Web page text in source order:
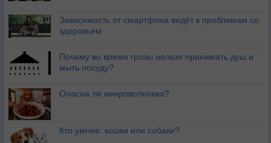
Зависимость от смартфона ведёт к проблемам со
здоровьем
Почему во время грозы нельзя принимать душ и
мыть посуду?
Опасна ли микроволновка?
Кто умнее: кошки или собаки?